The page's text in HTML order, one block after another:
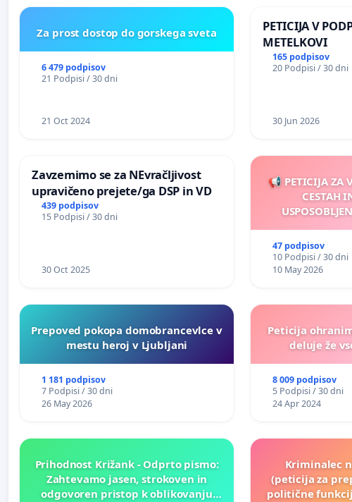
Za prost dostop do gorskega sveta
6 479 podpisov
21 Podpisi / 30 dni
21 Oct 2024
PETICIJA V
METELKOVI
165 podpisov
20 Podpisi / 30 dni
30 Jun 2026
Zavzemimo se za NEvračljivost
upravičeno prejete/ga DSP in VD
439 podpisov
15 Podpisi / 30 dni
30 Oct 2025
📢 PETICIJA ZA
CESTAH
47 podpisov
10 Podpisi / 30 dni
10 May 2026
Prepoved pokopa domobrancevlce v
mestu heroj v Ljubljani
1 181 podpisov
7 Podpisi / 30 dni
26 May 2026
Peticija
deluje že
8 009 podpisov
5 Podpisi / 30 dni
24 Apr 2024
Prihodnost Križank - Odprto pismo:
Zahtevamo jasen, strokoven in
odgovoren pristop k oblikovanju
Kriminalec
(peticija za
politične